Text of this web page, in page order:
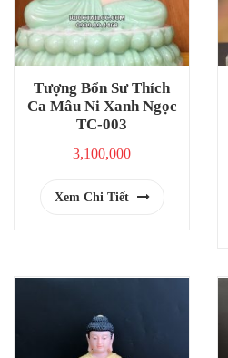
Tượng Bổn Sư Thích
Ca Mâu Ni Xanh Ngọc
TC-003
3,100,000
Xem Chi Tiết